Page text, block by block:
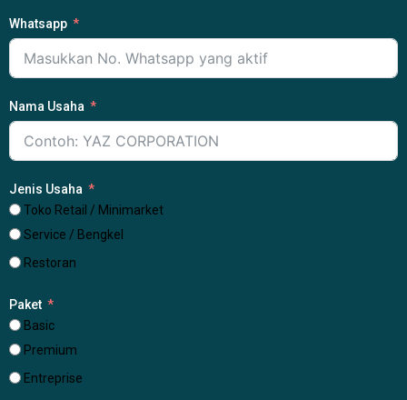
Whatsapp
Nama Usaha
Jenis Usaha
Toko Retail / Minimarket
Service / Bengkel
Restoran
Paket
Basic
Premium
Entreprise